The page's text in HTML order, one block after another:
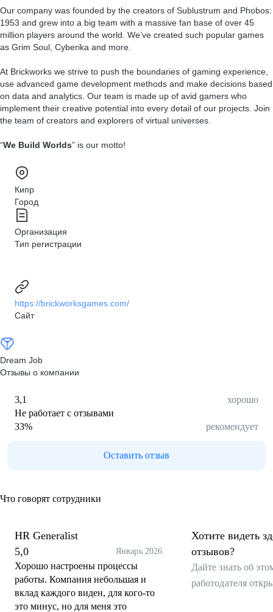
Our company was founded by the creators of Sublustrum and Phobos:
1953 and grew into a big team with a massive fan base of over 45
million players around the world. We’ve created such popular games
as Grim Soul, Cyberika and more.
At Brickworks we strive to push the boundaries of gaming experience,
use advanced game development methods and make decisions based
on data and analytics. Our team is made up of avid gamers who
implement their creative potential into every detail of our projects. Join
the team of creators and explorers of virtual universes.
“We Build Worlds” is our motto!
Кипр
Город
Организация
Тип регистрации
https://brickworksgames.com/
Сайт
Dream Job
Отзывы о компании
3,1
хорошо
Не работает с отзывами
33% рекомендует
Оставить отзыв
Что говорят сотрудники
HR Generalist
5,0
Январь 2026
Хорошо настроены процессы
работы. Компания небольшая и
вклад каждого виден, для кого-то
это минус, но для меня это
Хотите видеть
отзывов?
Дайте знать об
работодателя